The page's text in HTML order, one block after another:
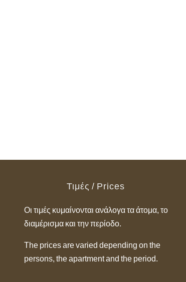
Τιμές / Prices
Οι τιμές κυμαίνονται ανάλογα τα άτομα, το
διαμέρισμα και την περίοδο.
The prices are varied depending on the
persons, the apartment and the period.